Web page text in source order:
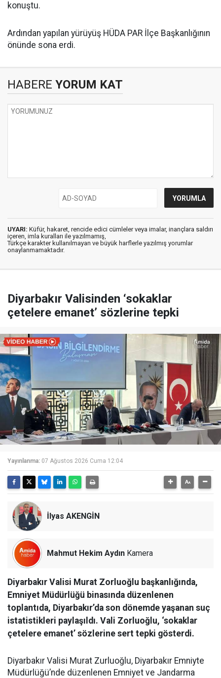
konuştu.
Ardından yapılan yürüyüş HÜDA PAR İlçe Başkanlığının
önünde sona erdi.
HABERE YORUM KAT
UYARI: Küfür, hakaret, rencide edici cümleler veya imalar, inançlara saldırı
içeren, imla kuralları ile yazılmamış,
Türkçe karakter kullanılmayan ve büyük harflerle yazılmış yorumlar
onaylanmamaktadır.
Diyarbakır Valisinden ‘sokaklar
çetelere emanet’ sözlerine tepki
Yayınlanma: 07 Ağustos 2026 Cuma 12:04
İlyas AKENGİN
Mahmut Hekim Aydın Kamera
Diyarbakır Valisi Murat Zorluoğlu başkanlığında,
Emniyet Müdürlüğü binasında düzenlenen
toplantıda, Diyarbakır’da son dönemde yaşanan suç
istatistikleri paylaşıldı. Vali Zorluoğlu, ‘sokaklar
çetelere emanet’ sözlerine sert tepki gösterdi.
Diyarbakır Valisi Murat Zurluoğlu, Diyarbakır Emniyte
Müdürlüğü’nde düzenlenen Emniyet ve Jandarma